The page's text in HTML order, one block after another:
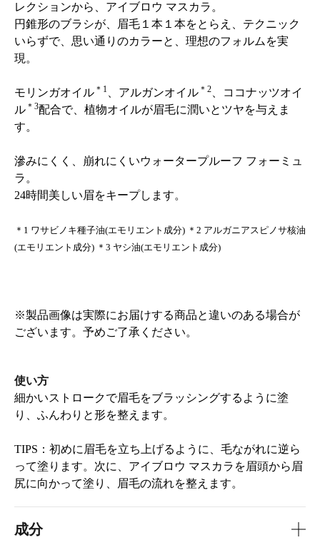
成分
レクションから、アイブロウ マスカラ。
円錐形のブラシが、眉毛１本１本をとらえ、テクニック
いらずで、思い通りのカラーと、理想のフォルムを実
現。
モリンガオイル ＊1 、アルガンオイル ＊2
、ココナッツオイ
ル ＊3配合で、植物オイルが眉毛に潤いとツヤを与えま
す。
滲みにくく、崩れにくいウォータープルーフ フォーミュ
ラ。
24時間美しい眉をキープします。
＊1 ワサビノキ種子油(エモリエント成分) ＊2 アルガニアスピノサ核油
(エモリエント成分) ＊3 ヤシ油(エモリエント成分)
※製品画像は実際にお届けする商品と違いのある場合が
ございます。予めご了承ください。
使い方
細かいストロークで眉毛をブラッシングするように塗
り、ふんわりと形を整えます。
TIPS：​初めに眉毛を立ち上げるように、毛ながれに逆ら
って塗ります。次に、アイブロウ マスカラを眉頭から眉
尻に向かって塗り、眉毛の流れを整えます。